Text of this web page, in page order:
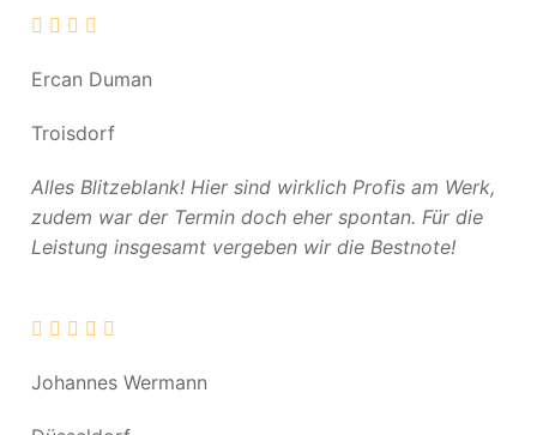
Ercan Duman
Troisdorf
Alles Blitzeblank! Hier sind wirklich Profis am Werk,
zudem war der Termin doch eher spontan. Für die
Leistung insgesamt vergeben wir die Bestnote!
Johannes Wermann